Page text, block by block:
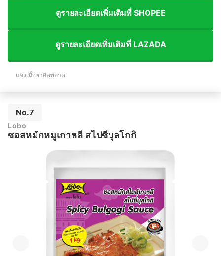
ดูรายละเอียดเพิ่มเติมที่ SHOPEE
ดูรายละเอียดเพิ่มเติมที่ LAZADA
แจ้งเนื้อหาผิดพลาด
No.7
Lobo
ซอสหมักหมูเกาหลี สไปซีบุลโกกิ